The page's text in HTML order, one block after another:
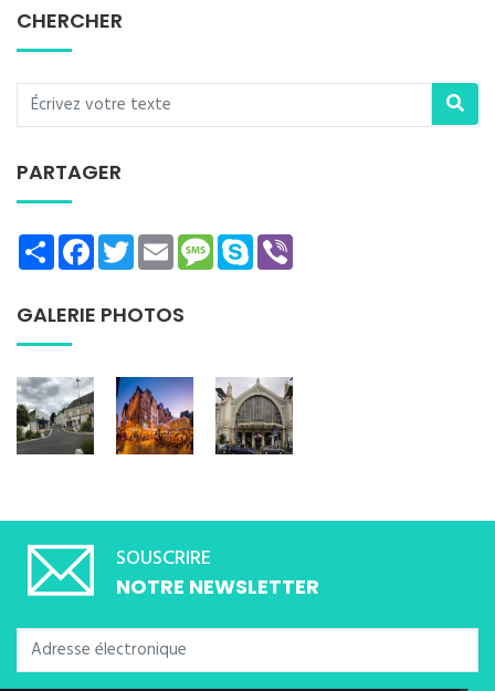
CHERCHER
PARTAGER
ShareFacebookTwitterEmailMessage
Skype
GALERIE PHOTOS
SOUSCRIRE
NOTRE NEWSLETTER